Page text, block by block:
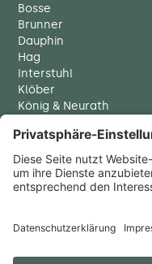
Bosse
Brunner
Dauphin
Hag
Interstuhl
Klöber
König & Neurath
Thonet
Vario
Walter Knoll
Wiesner Hager